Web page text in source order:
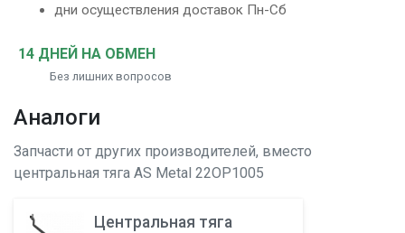
дни осуществления доставок Пн-Сб
14 ДНЕЙ НА ОБМЕН
Без лишних вопросов
Аналоги
Запчасти от других производителей, вместо
центральная тяга AS Metal 22OP1005
Центральная тяга